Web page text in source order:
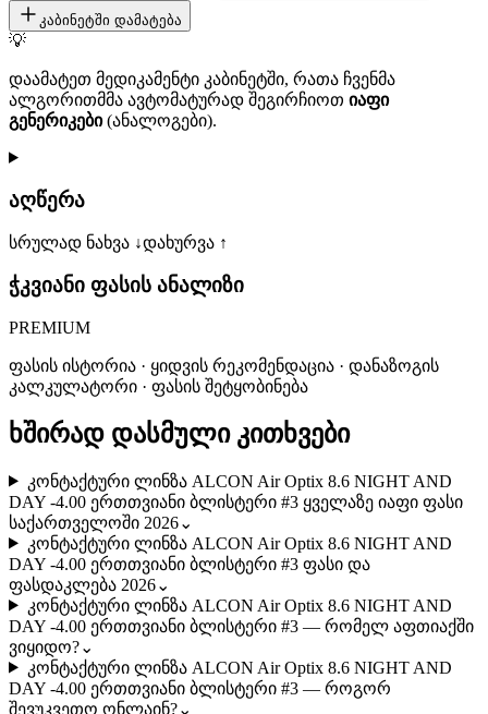
კაბინეტში დამატება
💡
დაამატეთ მედიკამენტი კაბინეტში, რათა ჩვენმა
ალგორითმმა ავტომატურად შეგირჩიოთ იაფი
გენერიკები(ანალოგები).
აღწერა
სრულად ნახვა ↓დახურვა ↑
ჭკვიანი ფასის ანალიზი
PREMIUM
ფასის ისტორია · ყიდვის რეკომენდაცია · დანაზოგის
კალკულატორი · ფასის შეტყობინება
ხშირად დასმული კითხვები
კონტაქტური ლინზა ALCON Air Optix 8.6 NIGHT AND
DAY -4.00 ერთთვიანი ბლისტერი #3 ყველაზე იაფი ფასი
საქართველოში 2026⌄
კონტაქტური ლინზა ALCON Air Optix 8.6 NIGHT AND
DAY -4.00 ერთთვიანი ბლისტერი #3 ფასი და
ფასდაკლება 2026⌄
კონტაქტური ლინზა ALCON Air Optix 8.6 NIGHT AND
DAY -4.00 ერთთვიანი ბლისტერი #3 — რომელ აფთიაქში
ვიყიდო?⌄
კონტაქტური ლინზა ALCON Air Optix 8.6 NIGHT AND
DAY -4.00 ერთთვიანი ბლისტერი #3 — როგორ
შევუკვეთო ონლაინ?⌄